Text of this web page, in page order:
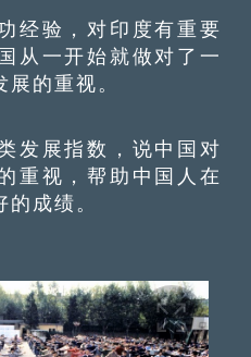
验，对印度有重要
从一开始就做对了一
的重视。
展指数，说中国对
重视，帮助中国人在
成绩。